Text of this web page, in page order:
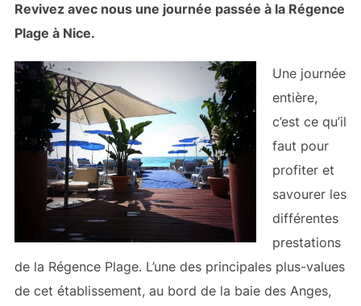
Revivez avec nous une journée passée à la Régence
Plage à Nice.
Une journée
entière,
c’est ce qu’il
faut pour
profiter et
savourer les
différentes
prestations
de la Régence Plage. L’une des principales plus-values
de cet établissement, au bord de la baie des Anges,